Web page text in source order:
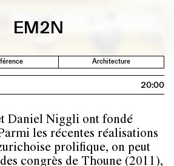
EM2N
Architecture
20:00
Daniel Niggli ont fondé
les récentes réalisations
prolifique, on peut
congrès de Thoune (2011),